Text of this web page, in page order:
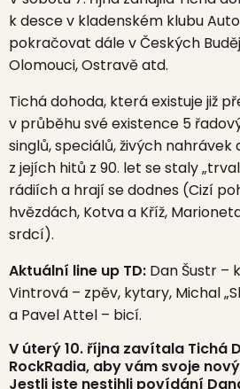
k desce v kladenském klubu
pokračovat dále v Českých
Olomouci, Ostravě atd.
Tichá dohoda, která existuje již
v průběhu své existence 5
singlů, speciálů, živých
z jejích hitů z 90. let se staly
rádiích a hrají se dodnes (Cizí
hvězdách, Kotva a Kříž,
srdcí).
Aktuální line up TD: Dan Šustr –
Vintrová – zpěv, kytary, Michal
a Pavel Attel – bicí.
V úterý 10. října zavítala Tichá
RockRadia, aby vám svoje
Jestli jste nestihli povídání